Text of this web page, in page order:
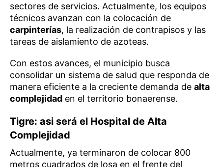
sectores de servicios. Actualmente, los equipos
técnicos avanzan con la colocación de
carpinterías, la realización de contrapisos y las
tareas de aislamiento de azoteas.
Con estos avances, el municipio busca
consolidar un sistema de salud que responda de
manera eficiente a la creciente demanda de alta
complejidad en el territorio bonaerense.
Tigre: asi será el Hospital de Alta
Complejidad
Actualmente, ya terminaron de colocar 800
metros cuadrados de losa en el frente del